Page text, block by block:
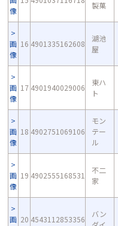
像
製菓
画
像
16 4901335162608
湖池
屋
画
像
17 4901940029006
東ハ
ト
画
像
18 4902751069106
モン
テー
ル
画
像
19 4902555168531
不二
家
画 20 4543112853356
バン